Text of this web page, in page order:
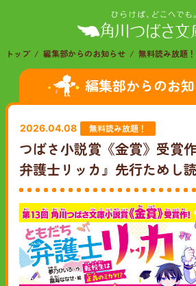
トップ 編集部からのお知らせ 無料読み放題！
編集部からのお
2026.04.08 無料読み放題！
つばさ小説賞《金賞》受賞
弁護士リッカ』先行ためし